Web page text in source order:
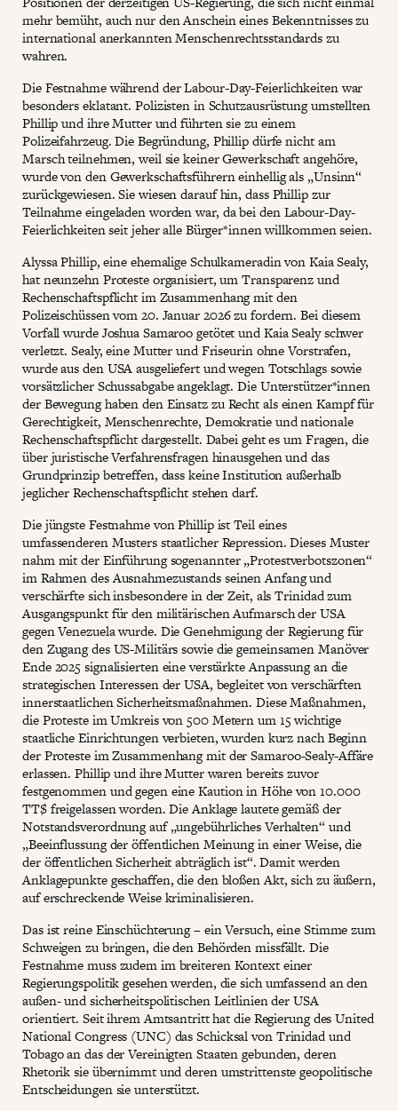
mehr bemüht, auch nur den Anschein eines Bekenntnisses zu
international anerkannten Menschenrechtsstandards zu
wahren.
Die Festnahme während der Labour-Day-Feierlichkeiten war
besonders eklatant. Polizisten in Schutzausrüstung umstellten
Phillip und ihre Mutter und führten sie zu einem
Polizeifahrzeug. Die Begründung, Phillip dürfe nicht am
Marsch teilnehmen, weil sie keiner Gewerkschaft angehöre,
wurde von den Gewerkschaftsführern einhellig als „Unsinn“
zurückgewiesen. Sie wiesen darauf hin, dass Phillip zur
Teilnahme eingeladen worden war, da bei den Labour-Day-
Feierlichkeiten seit jeher alle Bürger*innen willkommen seien.
Alyssa Phillip, eine ehemalige Schulkameradin von Kaia Sealy,
hat neunzehn Proteste organisiert, um Transparenz und
Rechenschaftspflicht im Zusammenhang mit den
Polizeischüssen vom 20. Januar 2026 zu fordern. Bei diesem
Vorfall wurde Joshua Samaroo getötet und Kaia Sealy schwer
verletzt. Sealy, eine Mutter und Friseurin ohne Vorstrafen,
wurde aus den USA ausgeliefert und wegen Totschlags sowie
vorsätzlicher Schussabgabe angeklagt. Die Unterstützer*innen
der Bewegung haben den Einsatz zu Recht als einen Kampf für
Gerechtigkeit, Menschenrechte, Demokratie und nationale
Rechenschaftspflicht dargestellt. Dabei geht es um Fragen, die
über juristische Verfahrensfragen hinausgehen und das
Grundprinzip betreffen, dass keine Institution außerhalb
jeglicher Rechenschaftspflicht stehen darf.
Die jüngste Festnahme von Phillip ist Teil eines
umfassenderen Musters staatlicher Repression. Dieses Muster
nahm mit der Einführung sogenannter „Protestverbotszonen“
im Rahmen des Ausnahmezustands seinen Anfang und
verschärfte sich insbesondere in der Zeit, als Trinidad zum
Ausgangspunkt für den militärischen Aufmarsch der USA
gegen Venezuela wurde. Die Genehmigung der Regierung für
den Zugang des US-Militärs sowie die gemeinsamen Manöver
Ende 2025 signalisierten eine verstärkte Anpassung an die
strategischen Interessen der USA, begleitet von verschärften
innerstaatlichen Sicherheitsmaßnahmen. Diese Maßnahmen,
die Proteste im Umkreis von 500 Metern um 15 wichtige
staatliche Einrichtungen verbieten, wurden kurz nach Beginn
der Proteste im Zusammenhang mit der Samaroo-Sealy-Affäre
erlassen. Phillip und ihre Mutter waren bereits zuvor
festgenommen und gegen eine Kaution in Höhe von 10.000
TT$ freigelassen worden. Die Anklage lautete gemäß der
Notstandsverordnung auf „ungebührliches Verhalten“ und
„Beeinflussung der öffentlichen Meinung in einer Weise, die
der öffentlichen Sicherheit abträglich ist“. Damit werden
Anklagepunkte geschaffen, die den bloßen Akt, sich zu äußern,
auf erschreckende Weise kriminalisieren.
Das ist reine Einschüchterung – ein Versuch, eine Stimme zum
Schweigen zu bringen, die den Behörden missfällt. Die
Festnahme muss zudem im breiteren Kontext einer
Regierungspolitik gesehen werden, die sich umfassend an den
außen- und sicherheitspolitischen Leitlinien der USA
orientiert. Seit ihrem Amtsantritt hat die Regierung des United
National Congress (UNC) das Schicksal von Trinidad und
Tobago an das der Vereinigten Staaten gebunden, deren
Rhetorik sie übernimmt und deren umstrittenste geopolitische
Entscheidungen sie unterstützt.